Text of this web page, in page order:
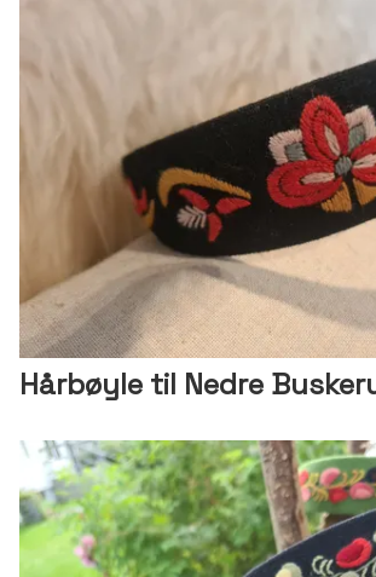
Hårbøyle til Nedre